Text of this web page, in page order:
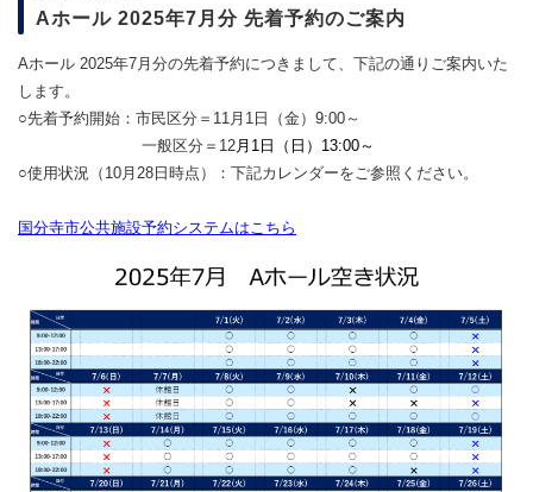
Aホール 2025年7月分 先着予約のご案内
Aホール 2025年7月分の先着予約につきまして、下記の通りご案内いた
します。
○先着予約開始：市民区分＝11月1日（金）9:00～
一般区分＝12月1日（日）13:00～
○使用状況（10月28日時点）：下記カレンダーをご参照ください。
国分寺市公共施設予約システムはこちら